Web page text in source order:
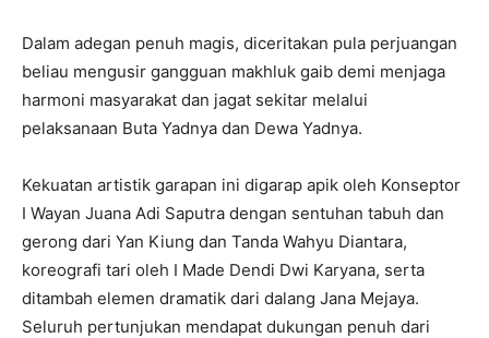
Dalam adegan penuh magis, diceritakan pula perjuangan
beliau mengusir gangguan makhluk gaib demi menjaga
harmoni masyarakat dan jagat sekitar melalui
pelaksanaan Buta Yadnya dan Dewa Yadnya.
Kekuatan artistik garapan ini digarap apik oleh Konseptor
I Wayan Juana Adi Saputra dengan sentuhan tabuh dan
gerong dari Yan Kiung dan Tanda Wahyu Diantara,
koreografi tari oleh I Made Dendi Dwi Karyana, serta
ditambah elemen dramatik dari dalang Jana Mejaya.
Seluruh pertunjukan mendapat dukungan penuh dari